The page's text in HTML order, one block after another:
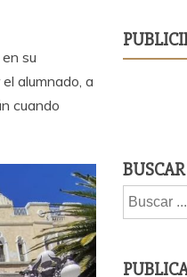
su
alumnado, a
cuando
BUSCAR